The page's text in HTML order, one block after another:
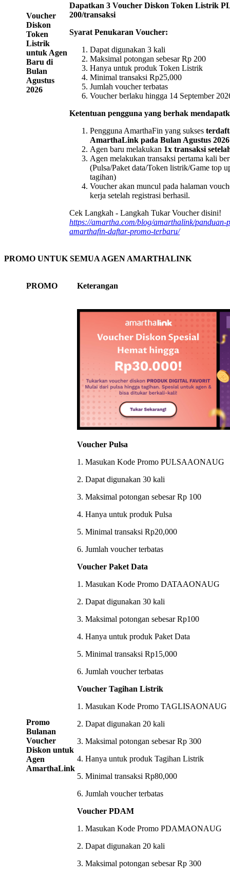
Voucher
Diskon
Token
Listrik
untuk Agen
Baru di
Bulan
Agustus
2026
Dapatkan 3 Voucher Diskon Token Listrik
200/transaksi
Syarat Penukaran Voucher:
Dapat digunakan 3 kali
Maksimal potongan sebesar Rp 200
Hanya untuk produk Token Listrik
Minimal transaksi Rp25,000
Jumlah voucher terbatas
Voucher berlaku hingga 14 September
Ketentuan pengguna yang berhak
Pengguna AmarthaFin yang sukses
AmarthaLink pada Bulan Agustus 2026
Agen baru melakukan 1x transaksi
Agen melakukan transaksi pertama kali
(Pulsa/Paket data/Token listrik/Game top
tagihan)
Voucher akan muncul pada halaman
kerja setelah registrasi berhasil.
Cek Langkah - Langkah Tukar Voucher disini!
https://amartha.com/blog/amarthalink/panduan-
amarthafin-daftar-promo-terbaru/
PROMO UNTUK SEMUA AGEN AMARTHALINK
PROMO Keterangan
Promo
Bulanan
Voucher
Diskon untuk
Agen
AmarthaLink
Voucher Pulsa
1. Masukan Kode Promo PULSAAONAUG
2. Dapat digunakan 30 kali
3. Maksimal potongan sebesar Rp 100
4. Hanya untuk produk Pulsa
5. Minimal transaksi Rp20,000
6. Jumlah voucher terbatas
Voucher Paket Data
1. Masukan Kode Promo DATAAONAUG
2. Dapat digunakan 30 kali
3. Maksimal potongan sebesar Rp100
4. Hanya untuk produk Paket Data
5. Minimal transaksi Rp15,000
6. Jumlah voucher terbatas
Voucher Tagihan Listrik
1. Masukan Kode Promo TAGLISAONAUG
2. Dapat digunakan 20 kali
3. Maksimal potongan sebesar Rp 300
4. Hanya untuk produk Tagihan Listrik
5. Minimal transaksi Rp80,000
6. Jumlah voucher terbatas
Voucher PDAM
1. Masukan Kode Promo PDAMAONAUG
2. Dapat digunakan 20 kali
3. Maksimal potongan sebesar Rp 300